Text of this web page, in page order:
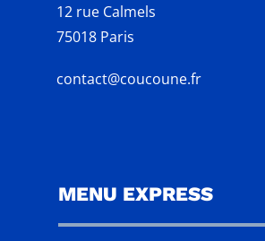
12 rue Calmels
75018 Paris
contact@coucoune.fr
MENU EXPRESS